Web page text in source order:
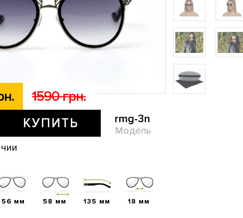
1590 грн.
КУПИТЬ rmg-3n
Модель
56 мм 58 мм 135 мм 18 мм